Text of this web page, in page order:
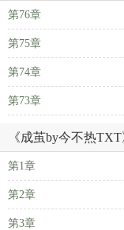
第76章
第75章
第74章
第73章
《成茧by今不热
第1章
第2章
第3章